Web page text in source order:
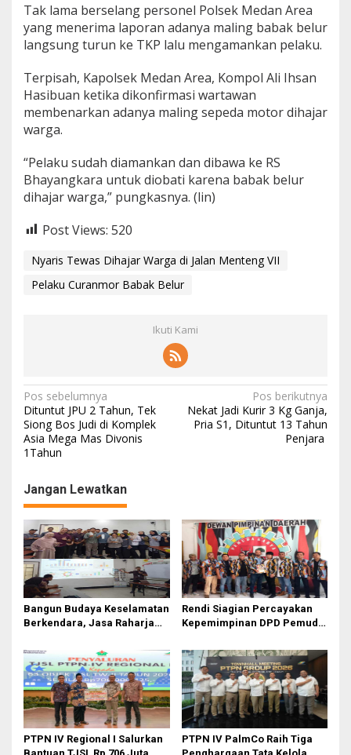
Tak lama berselang personel Polsek Medan Area
yang menerima laporan adanya maling babak belur
langsung turun ke TKP lalu mengamankan pelaku.
Terpisah, Kapolsek Medan Area, Kompol Ali Ihsan
Hasibuan ketika dikonfirmasi wartawan
membenarkan adanya maling sepeda motor dihajar
warga.
“Pelaku sudah diamankan dan dibawa ke RS
Bhayangkara untuk diobati karena babak belur
dihajar warga,” pungkasnya. (lin)
Post Views: 520
Nyaris Tewas Dihajar Warga di Jalan Menteng VII
Pelaku Curanmor Babak Belur
Ikuti Kami
Navigasi
pos
Pos sebelumnya
Dituntut JPU 2 Tahun, Tek
Siong Bos Judi di Komplek
Asia Mega Mas Divonis
1Tahun
Pos berikutnya
Nekat Jadi Kurir 3 Kg Ganja,
Pria S1, Dituntut 13 Tahun
Penjara
Jangan Lewatkan
Bangun Budaya Keselamatan
Berkendara, Jasa Raharja
Pasifik Medan Industri
Rendi Siagian Percayakan
Kepemimpinan DPD Pemuda
kepada Josef Sembiring
PTPN IV Regional I Salurkan
PTPN IV PalmCo Raih Tiga